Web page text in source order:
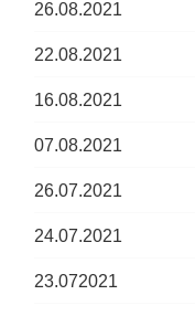
26.08.2021
22.08.2021
16.08.2021
07.08.2021
26.07.2021
24.07.2021
23.072021